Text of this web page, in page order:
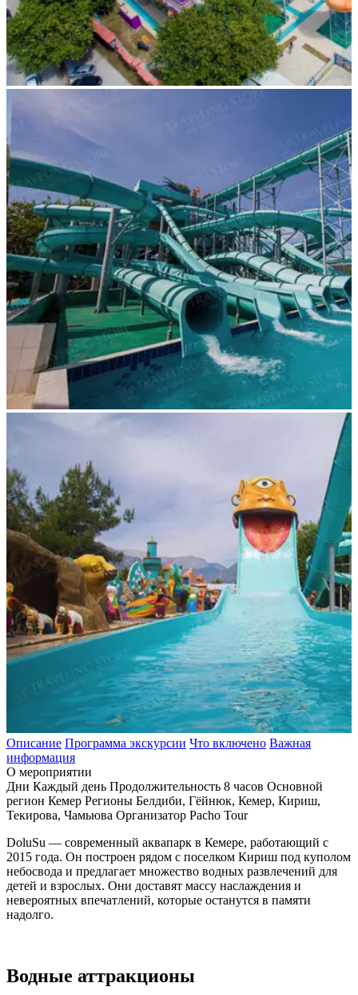
Описание Программа экскурсии Что включено Важная
информация
О мероприятии
Дни Каждый день Продолжительность 8 часов Основной
регион Кемер Регионы Белдиби, Гёйнюк, Кемер, Кириш,
Текирова, Чамьюва Организатор Pacho Tour
DoluSu — современный аквапарк в Кемере, работающий с
2015 года. Он построен рядом с поселком Кириш под куполом
небосвода и предлагает множество водных развлечений для
детей и взрослых. Они доставят массу наслаждения и
невероятных впечатлений, которые останутся в памяти
надолго.
Водные аттракционы